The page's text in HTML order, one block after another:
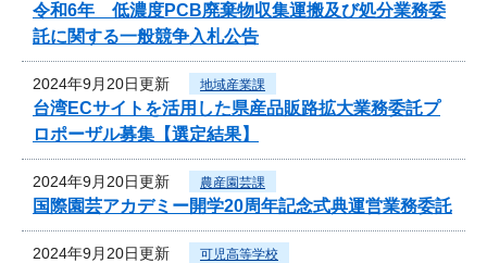
令和6年 低濃度PCB廃棄物収集運搬及び処分業務委
託に関する一般競争入札公告
2024年9月20日更新 地域産業課
台湾ECサイトを活用した県産品販路拡大業務委託プ
ロポーザル募集【選定結果】
2024年9月20日更新 農産園芸課
国際園芸アカデミー開学20周年記念式典運営業務委託
2024年9月20日更新 可児高等学校